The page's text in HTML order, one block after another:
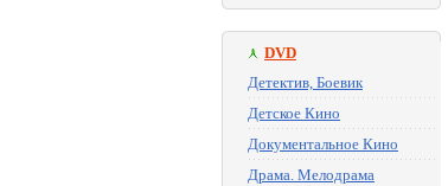
DVD
Детектив, Боевик
Детское Кино
Документальное Кино
Драма. Мелодрама